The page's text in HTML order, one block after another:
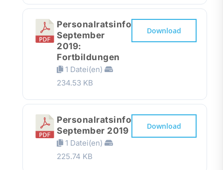
Personalratsinfo
September
2019:
Fortbildungen
1 Datei(en)
234.53 KB
Download
Personalratsinfo
September 2019
1 Datei(en)
225.74 KB
Download